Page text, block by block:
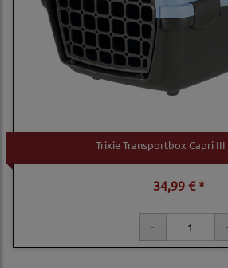
Trixie Transportbox Capri III
34,99 € *